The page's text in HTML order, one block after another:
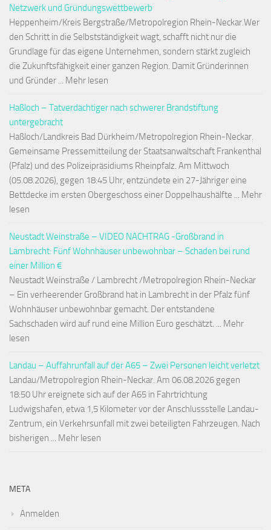
Netzwerk und Gründungswettbewerb
Heppenheim/Kreis Bergstraße/Metropolregion Rhein-Neckar.Wer
den Schritt in die Selbstständigkeit wagt, schafft nicht nur die
Grundlage für das eigene Unternehmen, sondern stärkt zugleich
die Zukunftsfähigkeit einer ganzen Region. Damit Gründerinnen
und Gründer ... Mehr lesen
Haßloch – Tatverdächtiger nach schwerer Brandstiftung
untergebracht
Haßloch/Landkreis Bad Dürkheim/Metropolregion Rhein-Neckar.
Gemeinsame Pressemitteilung der Staatsanwaltschaft Frankenthal
(Pfalz) und des Polizeipräsidiums Rheinpfalz. Am Mittwoch
(05.08.2026), gegen 18:45 Uhr, entzündete ein 27-Jähriger eine
Bettdecke im ersten Obergeschoss einer Doppelhaushälfte ... Mehr
lesen
Neustadt Weinstraße – VIDEO NACHTRAG -Großbrand in
Lambrecht: Fünf Wohnhäuser unbewohnbar – Schaden bei rund
einer Million €
Neustadt Weinstraße / Lambrecht /Metropolregion Rhein-Neckar
– Ein verheerender Großbrand hat in Lambrecht in der Pfalz fünf
Wohnhäuser unbewohnbar gemacht. Der entstandene
Sachschaden wird auf rund eine Million Euro geschätzt. ... Mehr
lesen
Landau – Auffahrunfall auf der A65 – Zwei Personen leicht verletzt
Landau/Metropolregion Rhein-Neckar. Am 06.08.2026 gegen
18:50 Uhr ereignete sich auf der A65 in Fahrtrichtung
Ludwigshafen, etwa 1,5 Kilometer vor der Anschlussstelle Landau-
Zentrum, ein Verkehrsunfall mit zwei beteiligten Fahrzeugen. Nach
bisherigen ... Mehr lesen
META
Anmelden